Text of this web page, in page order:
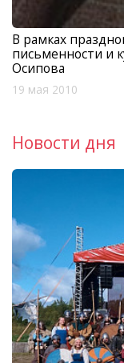
В рамках
письменности и
Осипова
19 мая 2010
Новости дня